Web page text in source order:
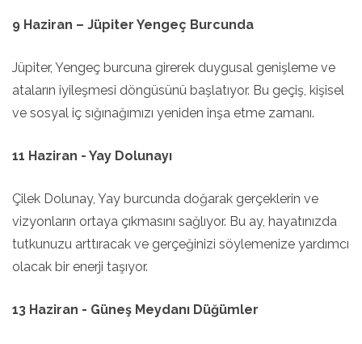
9 Haziran – Jüpiter Yengeç Burcunda
Jüpiter, Yengeç burcuna girerek duygusal genişleme ve
ataların iyileşmesi döngüsünü başlatıyor. Bu geçiş, kişisel
ve sosyal iç sığınağımızı yeniden inşa etme zamanı.
11 Haziran - Yay Dolunayı
Çilek Dolunay, Yay burcunda doğarak gerçeklerin ve
vizyonların ortaya çıkmasını sağlıyor. Bu ay, hayatınızda
tutkunuzu arttıracak ve gerçeğinizi söylemenize yardımcı
olacak bir enerji taşıyor.
13 Haziran - Güneş Meydanı Düğümler